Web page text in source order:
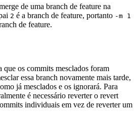
de uma branch de feature na
2 é a branch de feature, portanto -m 1
de feature.
que os commits mesclados foram
essa branch novamente mais tarde,
já mesclados e os ignorará. Para
é necessário reverter o revert
individuais em vez de reverter um